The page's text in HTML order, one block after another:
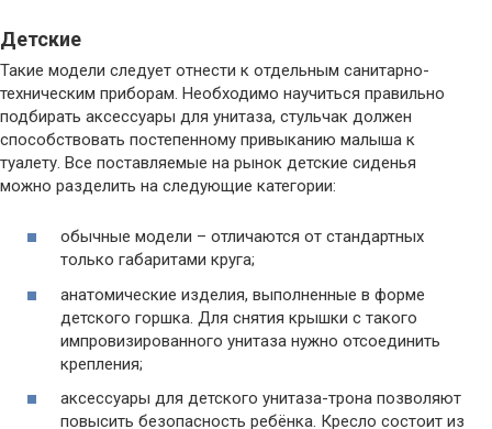
Детские
Такие модели следует отнести к отдельным санитарно-
техническим приборам. Необходимо научиться правильно
подбирать аксессуары для унитаза, стульчак должен
способствовать постепенному привыканию малыша к
туалету. Все поставляемые на рынок детские сиденья
можно разделить на следующие категории:
обычные модели – отличаются от стандартных
только габаритами круга;
анатомические изделия, выполненные в форме
детского горшка. Для снятия крышки с такого
импровизированного унитаза нужно отсоединить
крепления;
аксессуары для детского унитаза-трона позволяют
повысить безопасность ребёнка. Кресло состоит из